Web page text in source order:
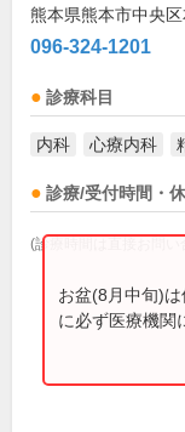
熊本県熊本市中央
096-324-1201
診療科目
内科 心療内科
診療/受付時間・
(診療時間は直接お問い
お盆(8月中旬)
に必ず医療機関